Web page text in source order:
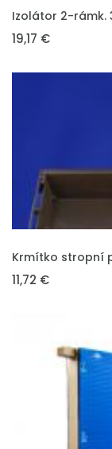
VLOŽIT DO KOŠÍKU
Izolátor 2-rámk.
19,17 €
VLOŽIT DO KOŠÍKU
Krmítko stropní
11,72 €